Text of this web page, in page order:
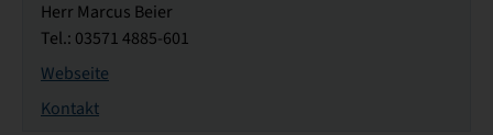
Herr Marcus Beier
Tel.: 03571 4885-601
Webseite
Kontakt